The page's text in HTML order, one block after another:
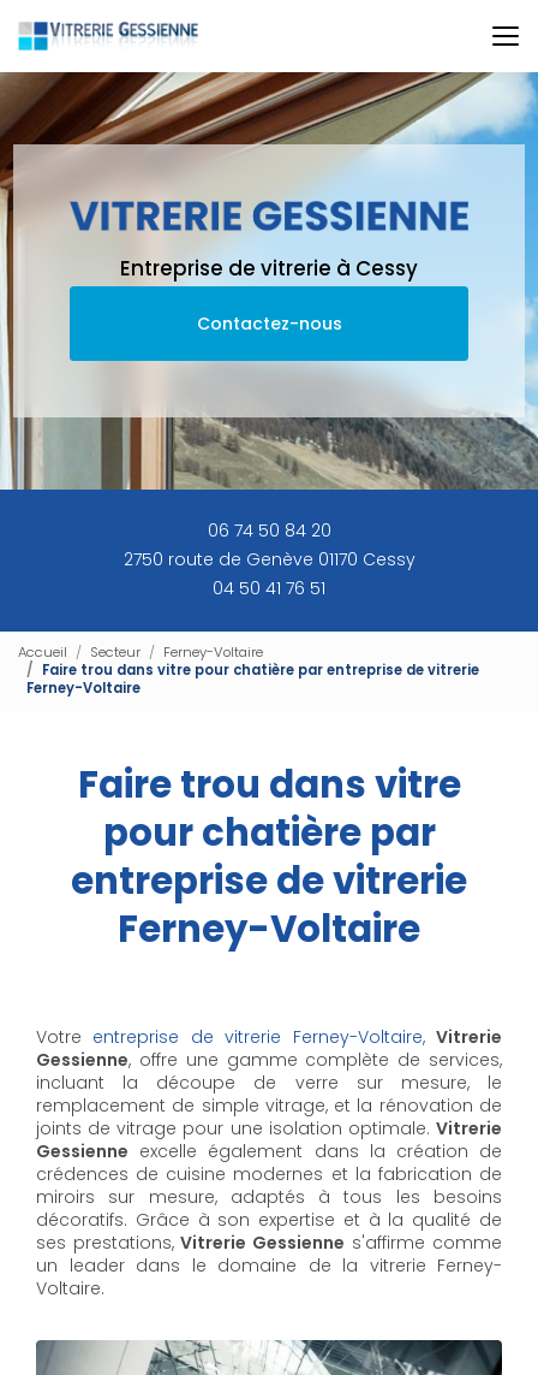
au
contenu
principal
Entreprise de vitrerie à Cessy
Contactez-nous
06 74 50 84 20
2750 route de Genève 01170 Cessy
04 50 41 76 51
Accueil Secteur
Ferney-Voltaire
Faire trou dans vitre pour chatière par entreprise de vitrerie
Ferney-Voltaire
Faire trou dans vitre
pour chatière par
entreprise de vitrerie
Ferney-Voltaire
Votre entreprise de vitrerie Ferney-Voltaire,Vitrerie
Gessienne, offre une gamme complète de services,
incluant la découpe de verre sur mesure, le
remplacement de simple vitrage, et la rénovation de
joints de vitrage pour une isolation optimale. Vitrerie
Gessienne excelle également dans la création de
crédences de cuisine modernes et la fabrication de
miroirs sur mesure, adaptés à tous les besoins
décoratifs. Grâce à son expertise et à la qualité de
ses prestations, Vitrerie Gessienne s'affirme comme
un leader dans le domaine de la vitrerie Ferney-
Voltaire.